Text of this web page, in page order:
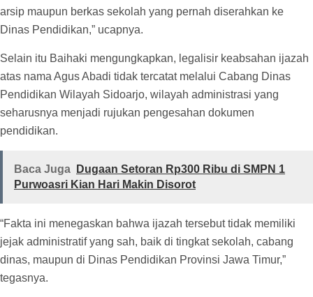
arsip maupun berkas sekolah yang pernah diserahkan ke
Dinas Pendidikan,” ucapnya.
Selain itu Baihaki mengungkapkan, legalisir keabsahan ijazah
atas nama Agus Abadi tidak tercatat melalui Cabang Dinas
Pendidikan Wilayah Sidoarjo, wilayah administrasi yang
seharusnya menjadi rujukan pengesahan dokumen
pendidikan.
Baca Juga
Dugaan Setoran Rp300 Ribu di SMPN 1
Purwoasri Kian Hari Makin Disorot
“Fakta ini menegaskan bahwa ijazah tersebut tidak memiliki
jejak administratif yang sah, baik di tingkat sekolah, cabang
dinas, maupun di Dinas Pendidikan Provinsi Jawa Timur,”
tegasnya.